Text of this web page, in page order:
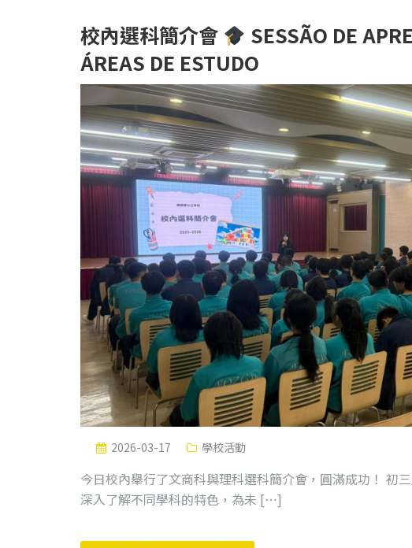
校內選科簡介會
SESSÃO DE
ÁREAS DE ESTUDO
2026-03-17 學校活動
今日校內舉行了文商科與理科選科簡介會，圓滿成功！ 初
深入了解不同學科的特色，為未 […]